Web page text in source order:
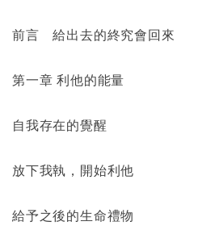
前言 給出去的終究會回來
第一章 利他的能量
自我存在的覺醒
放下我執，開始利他
給予之後的生命禮物